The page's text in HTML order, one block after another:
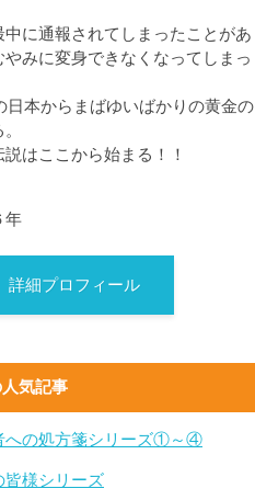
中に通報されてしまったことがあ
やみに変身できなくなってしまっ
日本からまばゆいばかりの黄金の
はここから始まる！！
年
詳細プロフィール
気記事
への処方箋シリーズ①～④
皆様シリーズ